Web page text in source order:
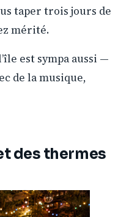
taper trois jours de
mérité.
est sympa aussi —
de la musique,
des thermes